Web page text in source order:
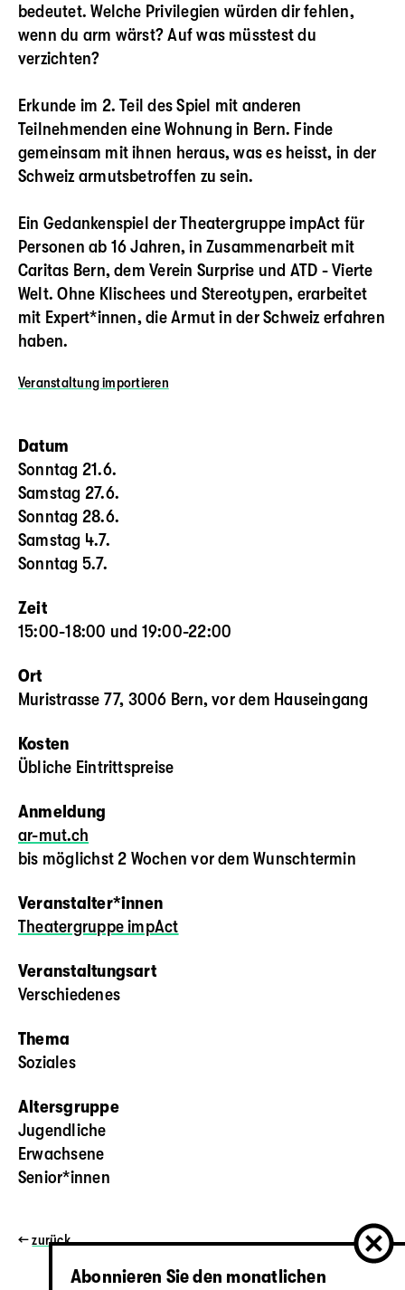
bedeutet. Welche Privilegien würden dir fehlen,
wenn du arm wärst? Auf was müsstest du
verzichten?
Erkunde im 2. Teil des Spiel mit anderen
Teilnehmenden eine Wohnung in Bern. Finde
gemeinsam mit ihnen heraus, was es heisst, in der
Schweiz armutsbetroffen zu sein.
Ein Gedankenspiel der Theatergruppe impAct für
Personen ab 16 Jahren, in Zusammenarbeit mit
Caritas Bern, dem Verein Surprise und ATD - Vierte
Welt. Ohne Klischees und Stereotypen, erarbeitet
mit Expert*innen, die Armut in der Schweiz erfahren
haben.
Veranstaltungimportieren
Datum
Sonntag 21.6.
Samstag 27.6.
Sonntag 28.6.
Samstag 4.7.
Sonntag 5.7.
Zeit
15:00-18:00 und 19:00-22:00
Ort
Muristrasse 77, 3006 Bern, vor dem Hauseingang
Kosten
Übliche Eintrittspreise
Anmeldung
ar-mut.ch
bis möglichst 2 Wochen vor dem Wunschtermin
Veranstalter*innen
Theatergruppe impAct
Veranstaltungsart
Verschiedenes
Thema
Soziales
Altersgruppe
Jugendliche
Erwachsene
Senior*innen
←zurück
Abonnieren Sie den monatlichen